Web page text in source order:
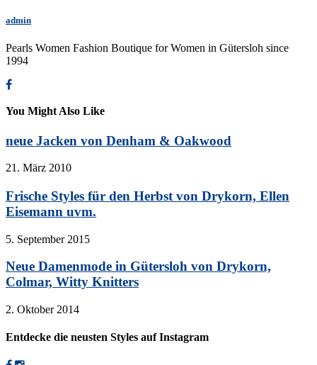
admin
Pearls Women Fashion Boutique for Women in Gütersloh since
1994
You Might Also Like
neue Jacken von Denham & Oakwood
21. März 2010
Frische Styles für den Herbst von Drykorn, Ellen
Eisemann uvm.
5. September 2015
Neue Damenmode in Gütersloh von Drykorn,
Colmar, Witty Knitters
2. Oktober 2014
Entdecke die neusten Styles auf Instagram